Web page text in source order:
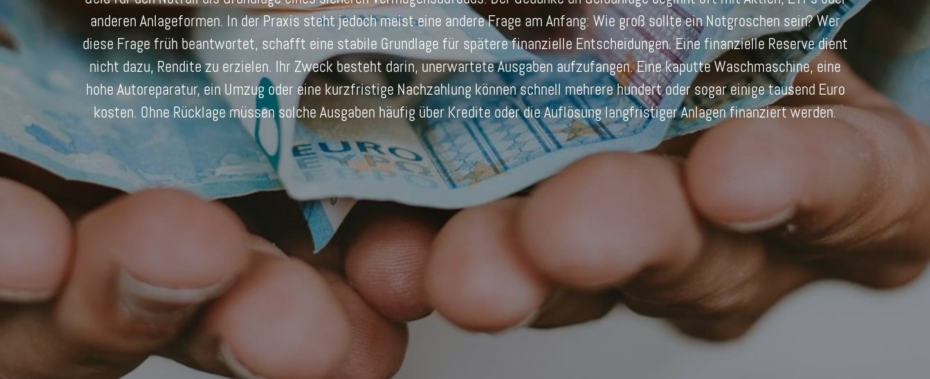
anderen Anlageformen. In der Praxis steht jedoch meist eine andere Frage am Anfang: Wie groß sollte ein Notgroschen sein? Wer
diese Frage früh beantwortet, schafft eine stabile Grundlage für spätere finanzielle Entscheidungen. Eine finanzielle Reserve dient
nicht dazu, Rendite zu erzielen. Ihr Zweck besteht darin, unerwartete Ausgaben aufzufangen. Eine kaputte Waschmaschine, eine
hohe Autoreparatur, ein Umzug oder eine kurzfristige Nachzahlung können schnell mehrere hundert oder sogar einige tausend Euro
kosten. Ohne Rücklage müssen solche Ausgaben häufig über Kredite oder die Auflösung langfristiger Anlagen finanziert werden.